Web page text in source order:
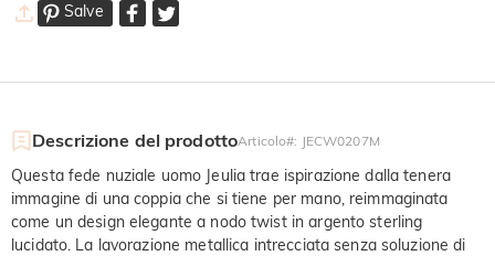
Salve
Descrizione del prodottoArticolo#: JECW0207M
Questa fede nuziale uomo Jeulia trae ispirazione dalla tenera
immagine di una coppia che si tiene per mano, reimmaginata
come un design elegante a nodo twist in argento sterling
lucidato. La lavorazione metallica intrecciata senza soluzione di